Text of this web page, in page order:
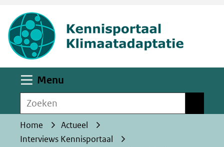
op
deze
website
worden
toegestaan
geweigerd.
Menu
Zoeken
Home
Actueel
Interviews Kennisportaal